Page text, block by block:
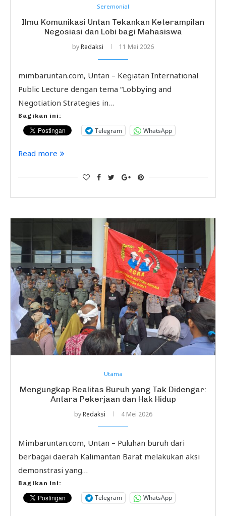
Seremonial
Ilmu Komunikasi Untan Tekankan Keterampilan
Negosiasi dan Lobi bagi Mahasiswa
byRedaksi 11 Mei 2026
mimbaruntan.com, Untan – Kegiatan International
Public Lecture dengan tema “Lobbying and
Negotiation Strategies in…
Bagikan ini:
Telegram WhatsApp
Read more
Utama
Mengungkap Realitas Buruh yang Tak Didengar:
Antara Pekerjaan dan Hak Hidup
byRedaksi 4 Mei 2026
Mimbaruntan.com, Untan – Puluhan buruh dari
berbagai daerah Kalimantan Barat melakukan aksi
demonstrasi yang…
Bagikan ini:
Telegram WhatsApp